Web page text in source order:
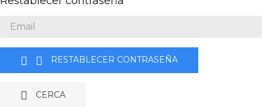
  RESTABLECER CONTRASEÑA
 CERCA